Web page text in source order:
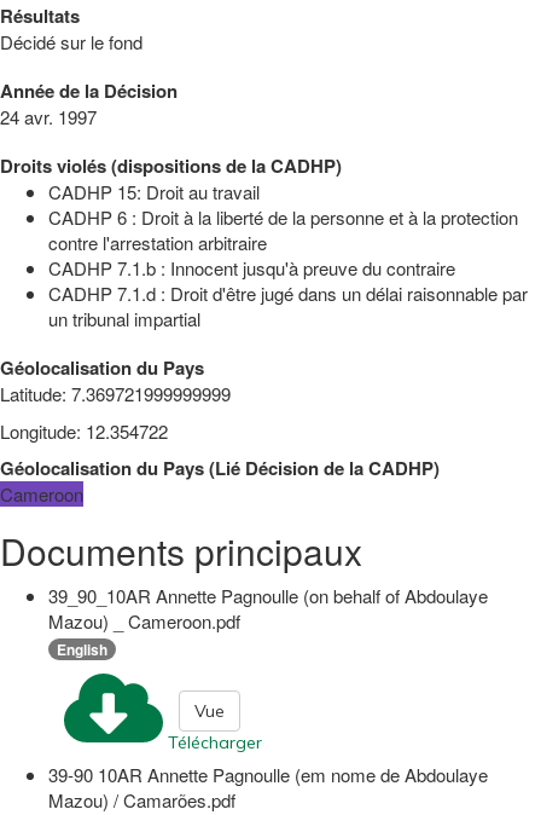
Résultats
Décidé sur le fond
Année de la Décision
24 avr. 1997
Droits violés (dispositions de la CADHP)
CADHP 15: Droit au travail
CADHP 6 : Droit à la liberté de la personne et à la protection
contre l'arrestation arbitraire
CADHP 7.1.b : Innocent jusqu'à preuve du contraire
CADHP 7.1.d : Droit d'être jugé dans un délai raisonnable par
un tribunal impartial
Géolocalisation du Pays
Latitude: 7.369721999999999
Longitude: 12.354722
Géolocalisation du Pays(Lié Décision de la CADHP)
Cameroon
Documents principaux
39_90_10AR Annette Pagnoulle (on behalf of Abdoulaye
Mazou) _ Cameroon.pdf
English
Télécharger
Vue
39-90 10AR Annette Pagnoulle (em nome de Abdoulaye
Mazou) / Camarões.pdf